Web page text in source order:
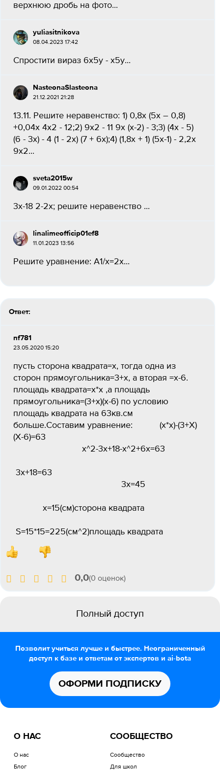
верхнюю дробь на фото​...
yuliasitnikova
08.04.2023 17:42
Спростити вираз 6х5у - х5у...
NasteonaSlasteona
21.12.2021 21:28
13.11. Решите неравенство: 1) 0,8х (5х – 0,8)
+0,04x 4х2 - 12;2) 9х2 - 11 9х (х-2) - 3;3) (4x - 5)
(6 - 3х) - 4 (1 - 2x) (7 + 6x);4) (1,8х + 1) (5х-1) - 2,2x
9х2...
sveta2015w
09.01.2022 00:54
3x-18 2-2x; решите неравенство ​...
linalimeofficip01ef8
11.01.2023 13:56
Решите уравнение: А1/х=2х...
Ответ:
nf781
23.05.2020 15:20
пусть сторона квадрата=х, тогда одна из
сторон прямоугольника=3+х, а вторая =х-6.
площадь квадрата=х*х ,а площадь
прямоугольника=(3+х)(х-6) по условию
площадь квадрата на 63кв.см
больше.Составим уравнение: (х*х)-(3+Х)
(Х-6)=63
х^2-3х+18-х^2+6х=63
3х+18=63
3х=45
х=15(см)сторона квадрата
S=15*15=225(см^2)площадь квадрата
0,0(0 оценок)
Полный доступ
Позволит учиться лучше и быстрее. Неограниченный
доступ к базе и ответам от экспертов и ai-bota
ОФОРМИ ПОДПИСКУ
О НАС
О нас
Блог
СООБЩЕСТВО
Сообщество
Для школ